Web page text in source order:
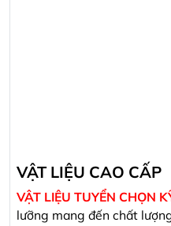
VẬT LIỆU CAO CẤP
VẬT LIỆU TUYỂN CHỌN
lưỡng mang đến chất